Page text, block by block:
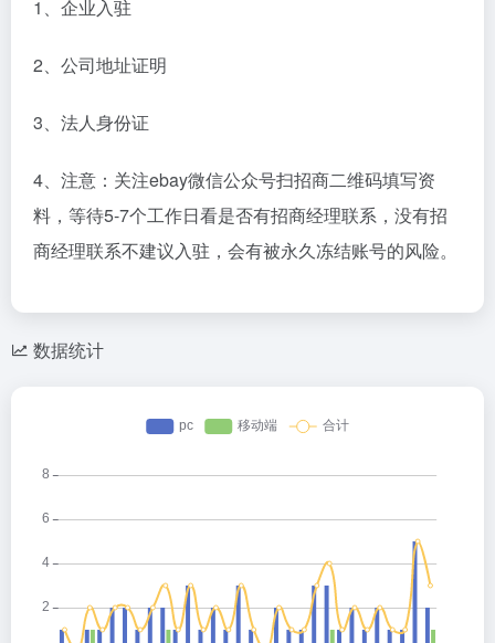
1、企业入驻
2、公司地址证明
3、法人身份证
4、注意：关注ebay微信公众号扫招商二维码填写资
料，等待5-7个工作日看是否有招商经理联系，没有招
商经理联系不建议入驻，会有被永久冻结账号的风险。
数据统计